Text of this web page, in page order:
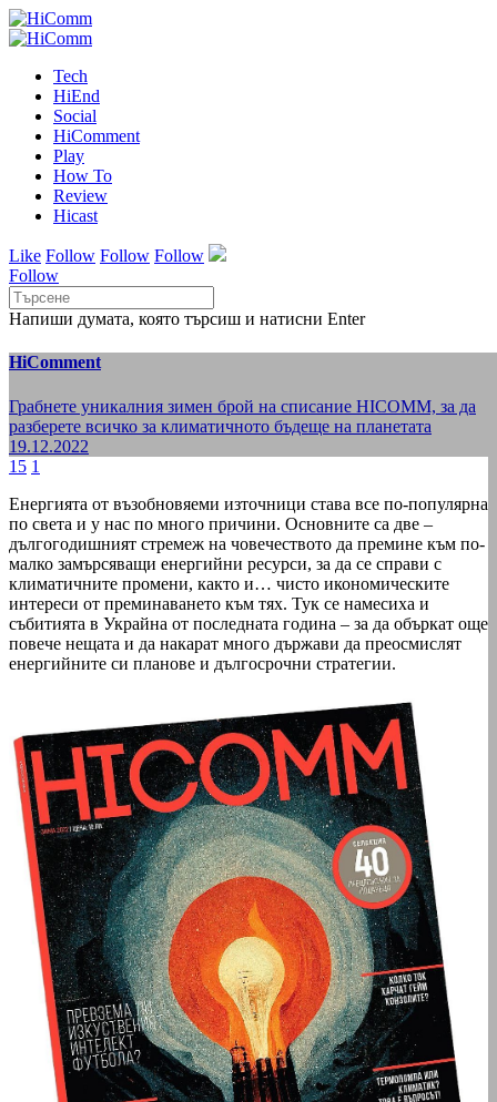
Tech
HiEnd
Social
HiComment
Play
How To
Review
Hicast
Like Follow Follow Follow
Follow
Напиши думата, която търсиш и натисни Enter
HiComment
Грабнете уникалния зимен брой на списание HICOMM, за да
разберете всичко за климатичното бъдеще на планетата
19.12.2022
15 1
Енергията от възобновяеми източници става все по-популярна
по света и у нас по много причини. Основните са две –
дългогодишният стремеж на човечеството да премине към по-
малко замърсяващи енергийни ресурси, за да се справи с
климатичните промени, както и… чисто икономическите
интереси от преминаването към тях. Тук се намесиха и
събитията в Украйна от последната година – за да объркат още
повече нещата и да накарат много държави да преосмислят
енергийните си планове и дългосрочни стратегии.